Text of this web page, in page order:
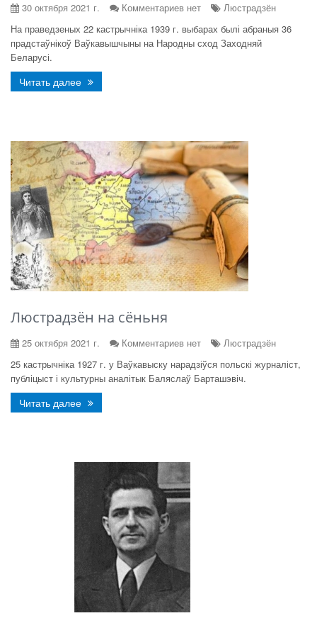
30 октября 2021 г. Комментариев нет
Люстрадзён
На праведзеных 22 кастрычніка 1939 г. выбарах былі абраныя 36
прадстаўнікоў Ваўкавышчыны на Народны сход Заходняй
Беларусі.
Читать далее
Люстрадзён на сёньня
25 октября 2021 г. Комментариев нет
Люстрадзён
25 кастрычніка 1927 г. у Ваўкавыску нарадзіўся польскі журналіст,
публіцыст і культурны аналітык Баляслаў Барташэвіч.
Читать далее